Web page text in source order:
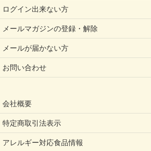
ログイン出来ない方
メールマガジンの登録・解除
メールが届かない方
お問い合わせ
会社概要
特定商取引法表示
アレルギー対応食品情報